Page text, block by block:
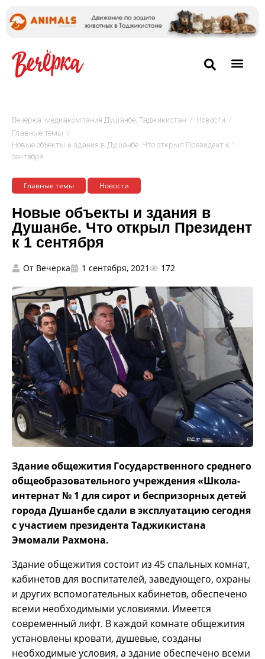
Вечёрка: медиакомпания Душанбе, Таджикистан / Новости /
Главные темы /
Новые объекты и здания в Душанбе. Что открыл Президент к 1
сентября
Главные темы Новости
Новые объекты и здания в
Душанбе. Что открыл Президент
к 1 сентября
От Вечерка 1 сентября, 2021 172
Здание общежития Государственного среднего
общеобразовательного учреждения «Школа-
интернат № 1 для сирот и беспризорных детей
города Душанбе сдали в эксплуатацию сегодня
с участием президента Таджикистана
Эмомали Рахмона.
Здание общежития состоит из 45 спальных комнат,
кабинетов для воспитателей, заведующего, охраны
и других вспомогательных кабинетов, обеспечено
всеми необходимыми условиями. Имеется
современный лифт. В каждой комнате общежития
установлены кровати, душевые, созданы
необходимые условия, а здание обеспечено всеми